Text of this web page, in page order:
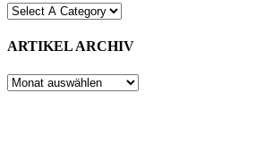
ARTIKEL ARCHIV
ARTIKEL